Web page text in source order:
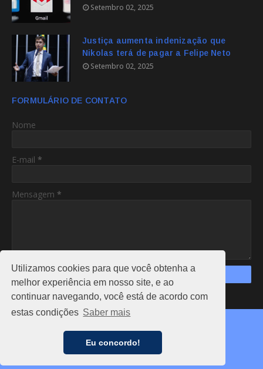
Utilizamos cookies para que você obtenha a
melhor experiência em nosso site, e ao
continuar navegando, você está de acordo com
estas condições Saber mais
Eu concordo!
Setembro 02, 2025
Justiça aumenta indenização que
Nikolas terá de pagar a Felipe Neto
Setembro 02, 2025
FORMULÁRIO DE CONTATO
Nome
E-mail *
Mensagem *
https://www.am24hs.com/
NOTÍCIAS FALE CONOSCO